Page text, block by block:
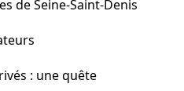
de Seine-Saint-Denis
: une quête